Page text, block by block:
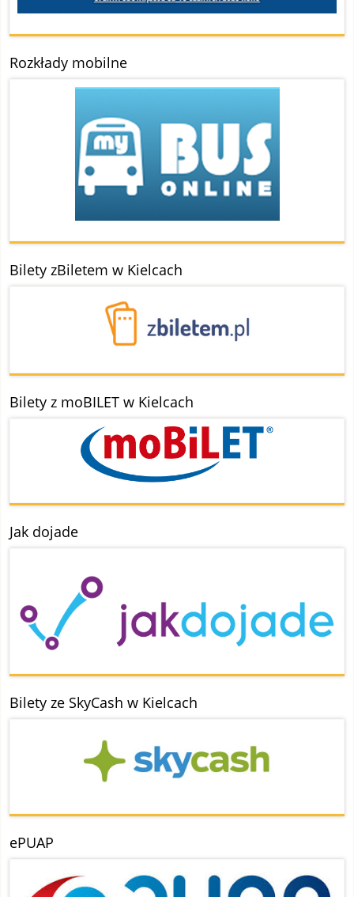
Rozkłady mobilne
Bilety zBiletem w Kielcach
Bilety z moBILET w Kielcach
Jak dojade
Bilety ze SkyCash w Kielcach
ePUAP